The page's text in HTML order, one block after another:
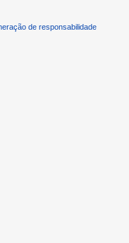
de responsabilidade